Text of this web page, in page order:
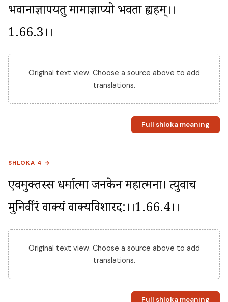
भवानाज्ञापयतु मामाज्ञाप्यो भवता ह्यहम्।।
1.66.3।।
Original text view. Choose a source above to add
translations.
Full shloka meaning
SHLOKA 4 →
एवमुक्तस्स धर्मात्मा जनकेन महात्मना। प्रत्युवाच
मुनिर्वीरं वाक्यं वाक्यविशारद:।।1.66.4।।
Original text view. Choose a source above to add
translations.
Full shloka meaning